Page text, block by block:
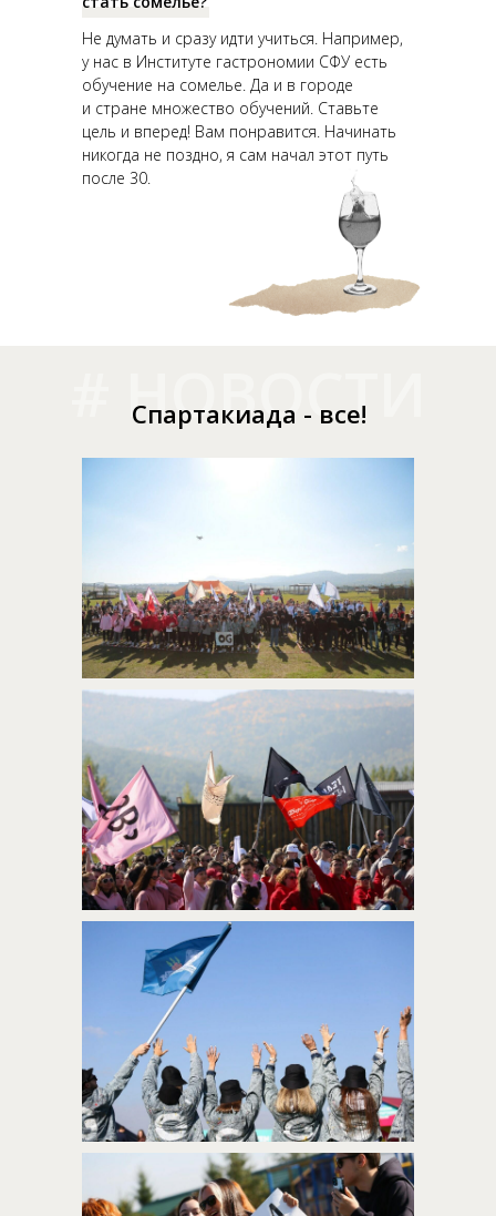
Не думать и сразу идти учиться. Например,
у нас в Институте гастрономии СФУ есть
обучение на сомелье. Да и в городе
и стране множество обучений. Ставьте
цель и вперед! Вам понравится. Начинать
никогда не поздно, я сам начал этот путь
после 30.
# НОВОСТИ
Спартакиада - все!